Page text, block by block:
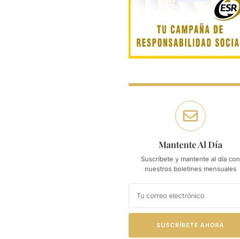
Mantente Al Día
Suscríbete y mantente al día con
nuestros boletines mensuales
SUSCRÍBETE AHORA